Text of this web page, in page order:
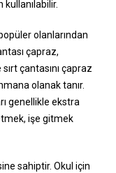
olanlarından
çapraz,
çantasını çapraz
olanak tanır.
genellikle ekstra
işe gitmek
sahiptir. Okul için